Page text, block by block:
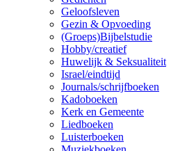
Geloofsleven
Gezin & Opvoeding
(Groeps)Bijbelstudie
Hobby/creatief
Huwelijk & Seksualiteit
Israel/eindtijd
Journals/schrijfboeken
Kadoboeken
Kerk en Gemeente
Liedboeken
Luisterboeken